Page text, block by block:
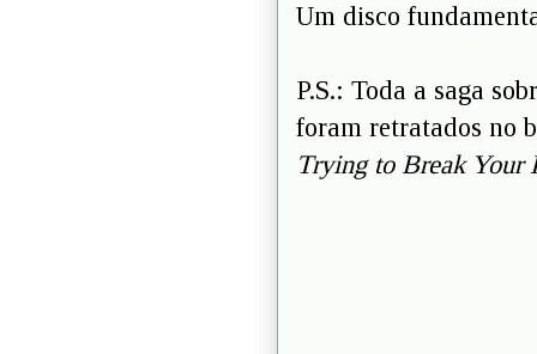
Um disco
P.S.: Toda a saga
foram retratados no
Trying to Break Your